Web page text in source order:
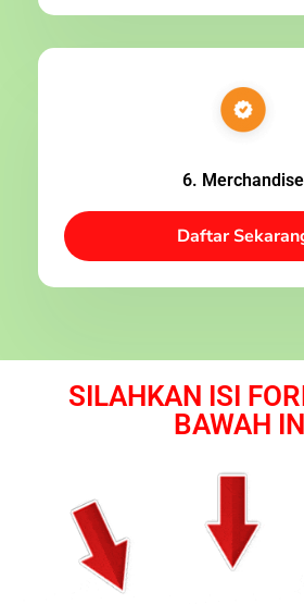
6. Merchandise
Daftar
SILAHKAN ISI
BAWAH